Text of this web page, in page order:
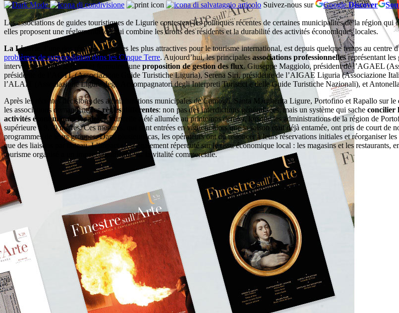
Suivez-nous sur
GoogleDiscover
Les associations de guides touristiques de Ligurie contestent les politiques récentes de certaines municipalités de la région
elles proposent une réglementation qui combine les droits des résidents et la durabilité des activités économiques locales.
La Ligurie
, l’une des régions italiennes les plus attractives pour le tourisme international, est depuis quelque temps au centre
problèmes de surpopulation dans les Cinque Terre. Aujourd’hui, les principalesassociations professionnellesreprésentant les
interviennent dans le débat et formulent une proposition de gestion des flux. Giuseppe Maggiolo, président de l’AGAEL
présidente de l’AGTL (Associazione Guide Turistiche Liguria), Serena Siri, présidente de l’AIGAE Liguria (Associazione
l’ALAIT (Associazione Ligure degli Accompagnatori degli Interpreti Turistici e delle Guide Turistiche Nazionali), et
Après les récentes décisions des administrations municipales de Camogli, Santa Margherita Ligure, Portofino et Rapallo sur le
les associations demandent desrègles différentes: non pas des interdictions généralisées, mais un système qui sache concilier
activités économiques locales. L’étincelle a été allumée au printemps dernier, lorsque les administrations de la région de
supérieure à 9,70 mètres. Ces mesures, qui sont entrées en vigueur alors que la saison était déjà entamée, ont pris de court de
programmes de leurs groupes. Dans plusieurs cas, les opérateurs ont dû renoncer à leurs réservations initiales et réorganiser
que des liaisons par bateau. L’impact s’est également répercuté sur le tissu économique local : les magasins et les
tourisme organisé a un impact significatif sur la vitalité commerciale.